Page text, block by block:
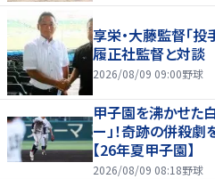
享栄・大藤監督「
履正社監督と対談
2026/08/09 09:00野球
甲子園を沸かせた
ー」！奇跡の併殺
【26年夏甲子園】
2026/08/09 08:18野球